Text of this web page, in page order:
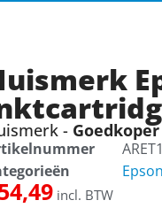
- Goedkoper
incl. BTW